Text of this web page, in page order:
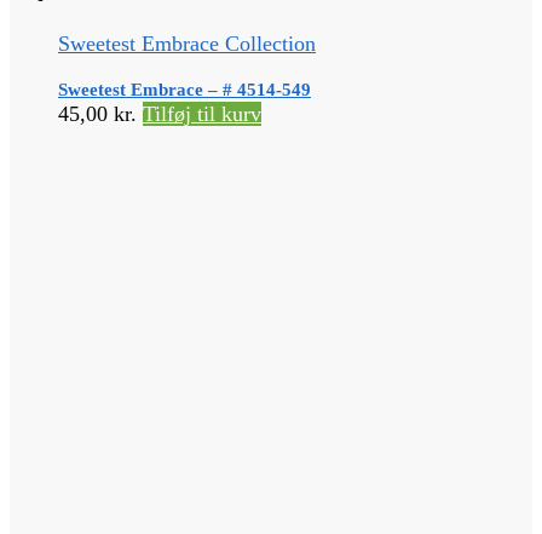
Sweetest Embrace Collection
Sweetest Embrace – # 4514-549
45,00 kr. Tilføj til kurv